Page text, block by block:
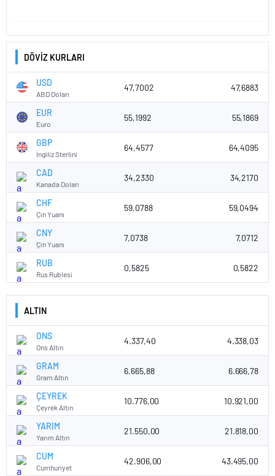
DÖVİZ KURLARI
USD
ABD Doları
47,7002 47,6883
EUR
Euro
55,1992 55,1869
GBP
İngiliz Sterlini
64,4577 64,4095
CAD
Kanada Doları
34,2330 34,2170
CHF
Çin Yuanı
59,0788 59,0494
CNY
Çin Yuanı
7,0738 7,0712
RUB
Rus Rublesi
0,5825 0,5822
ALTIN
ONS
Ons Altın
4.337,40 4.338,03
GRAM
Gram Altın
6.665,88 6.666,78
ÇEYREK
Çeyrek Altın
10.776,00 10.921,00
YARIM
Yarım Altın
21.550,00 21.818,00
CUM
Cumhuriyet
42.906,00 43.495,00